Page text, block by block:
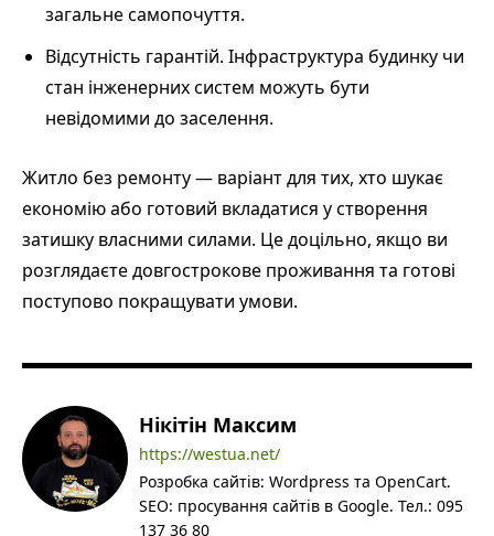
загальне самопочуття.
Відсутність гарантій. Інфраструктура будинку чи
стан інженерних систем можуть бути
невідомими до заселення.
Житло без ремонту — варіант для тих, хто шукає
економію або готовий вкладатися у створення
затишку власними силами. Це доцільно, якщо ви
розглядаєте довгострокове проживання та готові
поступово покращувати умови.
Нікітін Максим
https://westua.net/
Розробка сайтів: Wordpress та OpenCart.
SEO: просування сайтів в Google. Тел.: 095
137 36 80